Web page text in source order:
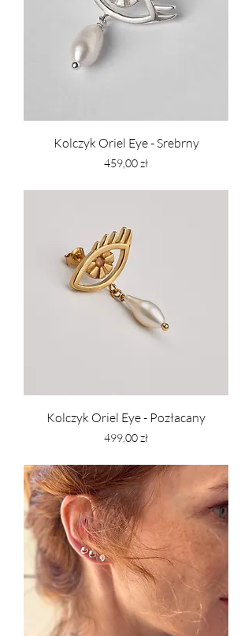
Kolczyk Oriel Eye - Srebrny
Cena
459,00 zł
Kolczyk Oriel Eye - Pozłacany
Cena
499,00 zł